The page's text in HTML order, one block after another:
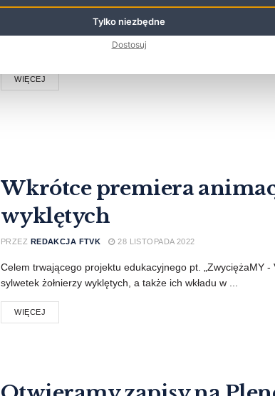
PRZEZ REDAKCJA FTVK 29 LISTOPADA 2022
Fotografie obrazują ujęcia przed i po dodaniu efektów
miała miejsce światowa premiera filmu ...
WIĘCEJ
Wkrótce premiera
wyklętych
PRZEZ REDAKCJA FTVK 28 LISTOPADA 2022
Celem trwającego projektu edukacyjnego pt. „ZwyciężaMY
sylwetek żołnierzy wyklętych, a także ich wkładu w ...
WIĘCEJ
Tylko niezbędne
Dostosuj